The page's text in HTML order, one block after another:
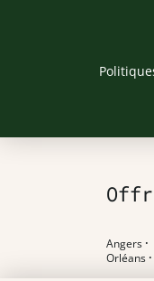
Angers ·
Orléans ·